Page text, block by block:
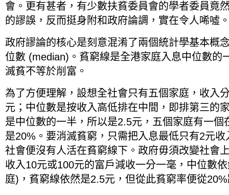
會。更有甚者，有少數扶貧委員會的學者委員竟
的謬誤，反而挺身附和政府論調，實在令人唏噓
政府謬論的核心是刻意混淆了兩個統計學基本概
位數 (median)。貧窮線是全港家庭入息中位數的
滅貧不等於削富。
為了方便理解，設想全社會只有五個家庭，收入
元；中位數是按收入高低排在中間，即排第三的
是中位數的一半，所以是2.5元，五個家庭有一個
是20%。要消滅貧窮，只需把入息最低只有2元
社會便沒有人活在貧窮線下。政府毋須改變社會
收入10元或100元的富戶減收一分一毫，中位數
庭)，貧窮線依然是2.5元，但從此貧窮率便從